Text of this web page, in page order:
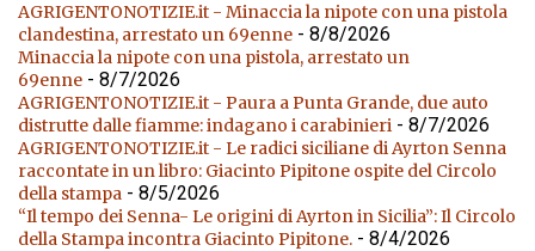
AGRIGENTONOTIZIE.it - Minaccia la nipote con una pistola
clandestina, arrestato un 69enne - 8/8/2026
Minaccia la nipote con una pistola, arrestato un
69enne - 8/7/2026
AGRIGENTONOTIZIE.it - Paura a Punta Grande, due auto
distrutte dalle fiamme: indagano i carabinieri - 8/7/2026
AGRIGENTONOTIZIE.it - Le radici siciliane di Ayrton Senna
raccontate in un libro: Giacinto Pipitone ospite del Circolo
della stampa - 8/5/2026
“Il tempo dei Senna- Le origini di Ayrton in Sicilia”: Il Circolo
della Stampa incontra Giacinto Pipitone. - 8/4/2026